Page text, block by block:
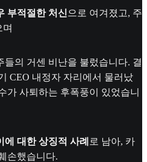
부적절한 처신으로 여겨졌고, 주
의 거센 비난을 불렀습니다. 결
CEO 내정자 자리에서 물러났
가 사퇴하는 후폭풍이 있었습니
대한 상징적 사례 로 남아, 카
손했습니다.